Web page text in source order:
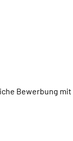
Bewerbung